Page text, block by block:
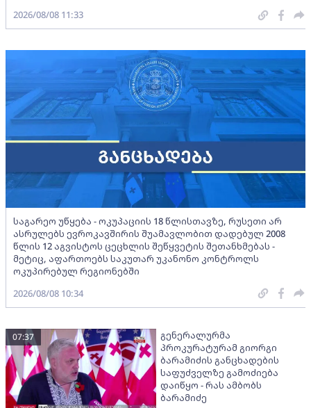
2026/08/08 11:33
საგარეო უწყება - ოკუპაციის 18 წლისთავზე, რუსეთი არ
ასრულებს ევროკავშირის შუამავლობით დადებულ 2008
წლის 12 აგვისტოს ცეცხლის შეწყვეტის შეთანხმებას -
მეტიც, აფართოებს საკუთარ უკანონო კონტროლს
ოკუპირებულ რეგიონებში
2026/08/08 10:34
გენერალურმა
პროკურატურამ გიორგი
ბარამიძის განცხადების
საფუძველზე გამოძიება
დაიწყო - რას ამბობს
ბარამიძე
07:37